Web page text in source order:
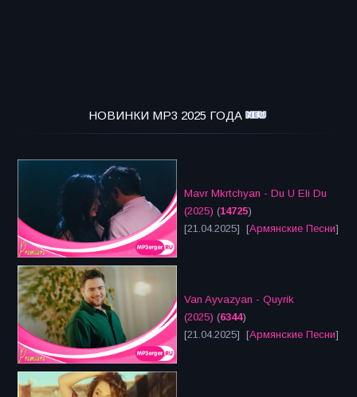
НОВИНКИ MP3 2025 ГОДА
Mavr Mkrtchyan - Du U Eli Du
(2025) (14725)
[21.04.2025] [Армянские Песни]
Van Ayvazyan - Quyrik
(2025) (6344)
[21.04.2025] [Армянские Песни]